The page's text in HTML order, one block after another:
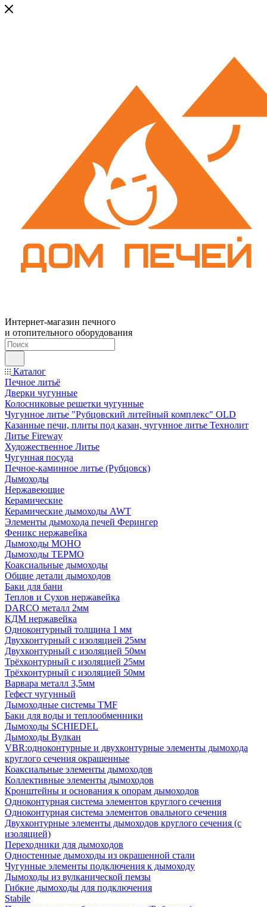
Интернет-магазин печного
и отопительного оборудования
Каталог
Печное литьё
Дверки чугунные
Колосниковые решетки чугунные
Чугунное литье "Рубцовский литейный комплекс" OLD
Казанные печи, плиты под казан, чугунное литье Технолит
Литье Fireway
Художественное Литье
Чугунная посуда
Печное-каминное литье (Рубцовск)
Дымоходы
Нержавеющие
Керамические
Керамические дымоходы AWT
Элементы дымохода печей Ферингер
Феникс нержавейка
Дымоходы МОНО
Дымоходы ТЕРМО
Коаксиальные дымоходы
Общие детали дымоходов
Баки для бани
Теплов и Сухов нержавейка
DARCO металл 2мм
КДМ нержавейка
Одноконтурный толщина 1 мм
Двухконтурный с изоляцией 25мм
Двухконтурный с изоляцией 50мм
Трёхконтурный с изоляцией 25мм
Трёхконтурный с изоляцией 50мм
Варвара металл 3,5мм
Гефест чугунный
Дымоходные системы TMF
Баки для воды и теплообменники
Дымоходы SCHIEDEL
Дымоходы Вулкан
VBR:одноконтурные и двухконтурные элементы дымохода
круглого сечения окрашенные
Коаксиальные элементы дымоходов
Коллективные элементы дымоходов
Кронштейны и основания к опорам дымоходов
Одноконтурная система элементов круглого сечения
Одноконтурная система элементов овального сечения
Двухконтурные элементы дымоходов круглого сечения (с
изоляцией)
Переходники для дымоходов
Одностенные дымоходы из окрашенной стали
Чугунные элементы подключения к дымоходу
Дымоходы из вулканической пемзы
Гибкие дымоходы для подключения
Stabile